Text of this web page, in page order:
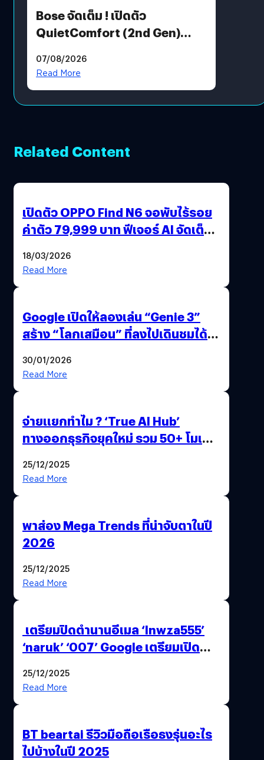
Bose จัดเต็ม ! เปิดตัว
QuietComfort (2nd Gen)
07/08/2026
Read More
Related Content
เปิดตัว OPPO Find N6 จอพับไร้รอย
ค่าตัว 79,999 บาท ฟีเจอร์ AI จัดเต็ม
18/03/2026
Read More
Google เปิดให้ลองเล่น “Genie 3”
สร้าง “โลกเสมือน” ที่ลงไปเดินชมได้
30/01/2026
Read More
จ่ายแยกทำไม ? ‘True AI Hub’
ทางออกธุรกิจยุคใหม่ รวม 50+ โมเดล
25/12/2025
Read More
พาส่อง Mega Trends ที่น่าจับตาในปี
2026
25/12/2025
Read More
เตรียมปิดตำนานอีเมล ‘lnwza555’
‘naruk’ ‘007’ Google เตรียมเปิด
25/12/2025
Read More
BT beartai รีวิวมือถือเรือธงรุ่นอะไร
ไปบ้างในปี 2025